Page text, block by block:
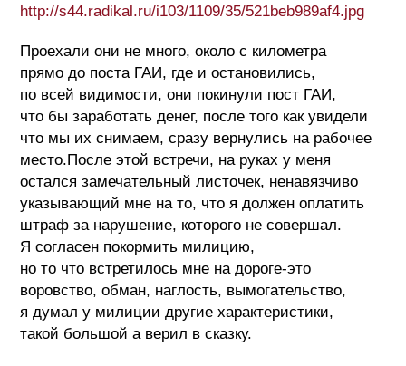
http://s44.radikal.ru/i103/1109/35/521beb989af4.jpg
Проехали они не много, около с километра
прямо до поста ГАИ, где и остановились,
по всей видимости, они покинули пост ГАИ,
что бы заработать денег, после того как увидели
что мы их снимаем, сразу вернулись на рабочее
место.После этой встречи, на руках у меня
остался замечательный листочек, ненавязчиво
указывающий мне на то, что я должен оплатить
штраф за нарушение, которого не совершал.
Я согласен покормить милицию,
но то что встретилось мне на дороге-это
воровство, обман, наглость, вымогательство,
я думал у милиции другие характеристики,
такой большой а верил в сказку.